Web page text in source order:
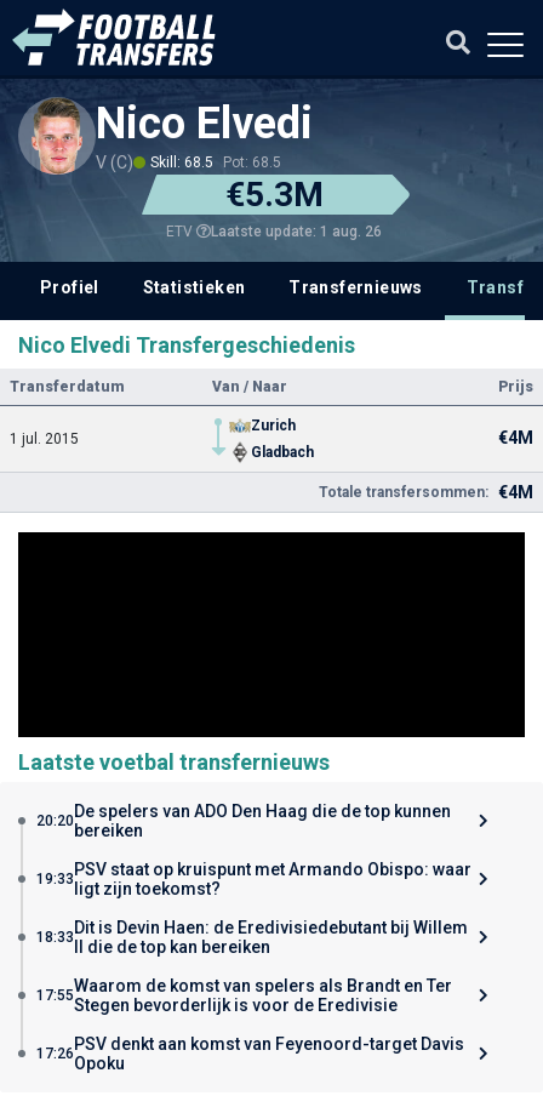
Nico Elvedi
V (C) Skill: 68.5 Pot: 68.5
€5.3M
ETV Laatste update: 1 aug. 26
Profiel Statistieken Transfernieuws
Nico Elvedi Transfergeschiedenis
Transferdatum Van / Naar Prijs
1 jul. 2015
Zurich
Gladbach
€4M
Totale transfersommen: €4M
Laatste voetbal transfernieuws
20:20De spelers van ADO Den Haag die de top kunnen
bereiken
19:33 PSV staat op kruispunt met Armando Obispo: waar
ligt zijn toekomst?
18:33 Dit is Devin Haen: de Eredivisiedebutant bij Willem
II die de top kan bereiken
17:55Waarom de komst van spelers als Brandt en Ter
Stegen bevorderlijk is voor de Eredivisie
17:26 PSV denkt aan komst van Feyenoord-target Davis
Opoku